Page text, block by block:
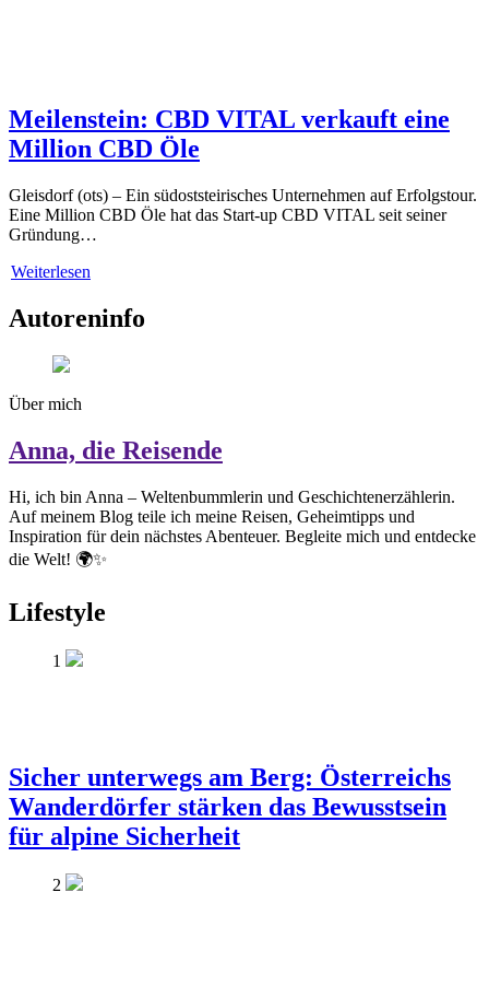
Meilenstein: CBD VITAL verkauft eine
Million CBD Öle
Gleisdorf (ots) – Ein südoststeirisches Unternehmen auf Erfolgstour.
Eine Million CBD Öle hat das Start-up CBD VITAL seit seiner
Gründung…
Weiterlesen
Autoreninfo
Über mich
Anna, die Reisende
Hi, ich bin Anna – Weltenbummlerin und Geschichtenerzählerin.
Auf meinem Blog teile ich meine Reisen, Geheimtipps und
Inspiration für dein nächstes Abenteuer. Begleite mich und entdecke
die Welt! 🌍✨
Lifestyle
1
Sicher unterwegs am Berg: Österreichs
Wanderdörfer stärken das Bewusstsein
für alpine Sicherheit
2